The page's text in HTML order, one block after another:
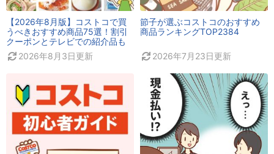
【2026年8月版】コストコで買
うべきおすすめ商品75選！割引
クーポンとテレビでの紹介品も
2026年8月3日更新
節子が選ぶコストコのおすすめ
商品ランキングTOP2384
2026年7月23日更新